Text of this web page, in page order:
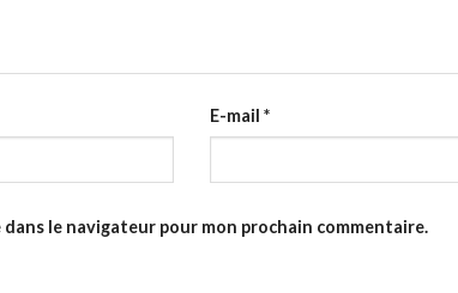
E-mail *
le navigateur pour mon prochain commentaire.